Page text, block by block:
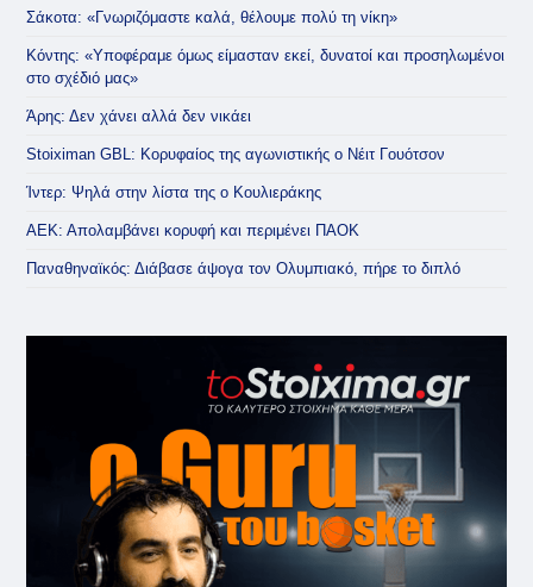
Σάκοτα: «Γνωριζόμαστε καλά, θέλουμε πολύ τη νίκη»
Κόντης: «Υποφέραμε όμως είμασταν εκεί, δυνατοί και προσηλωμένοι
στο σχέδιό μας»
Άρης: Δεν χάνει αλλά δεν νικάει
Stoiximan GBL: Κορυφαίος της αγωνιστικής ο Νέιτ Γουότσον
Ίντερ: Ψηλά στην λίστα της ο Κουλιεράκης
ΑΕΚ: Απολαμβάνει κορυφή και περιμένει ΠΑΟΚ
Παναθηναϊκός: Διάβασε άψογα τον Ολυμπιακό, πήρε το διπλό